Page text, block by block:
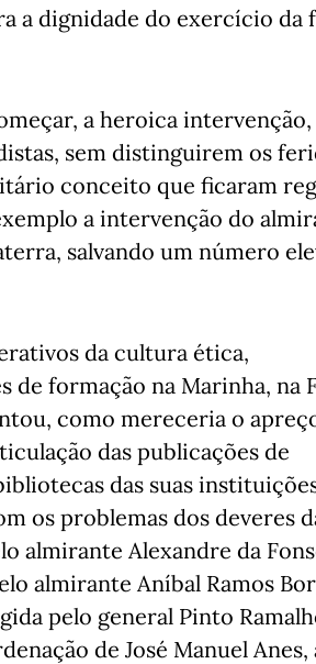
a dignidade do exercício da
a heroica intervenção,
sem distinguirem os
conceito que ficaram
a intervenção do
salvando um número
da cultura ética,
formação na Marinha, na
como mereceria o
das publicações de
das suas
os problemas dos deveres
almirante Alexandre da
almirante Aníbal Ramos
pelo general Pinto
de José Manuel Anes,